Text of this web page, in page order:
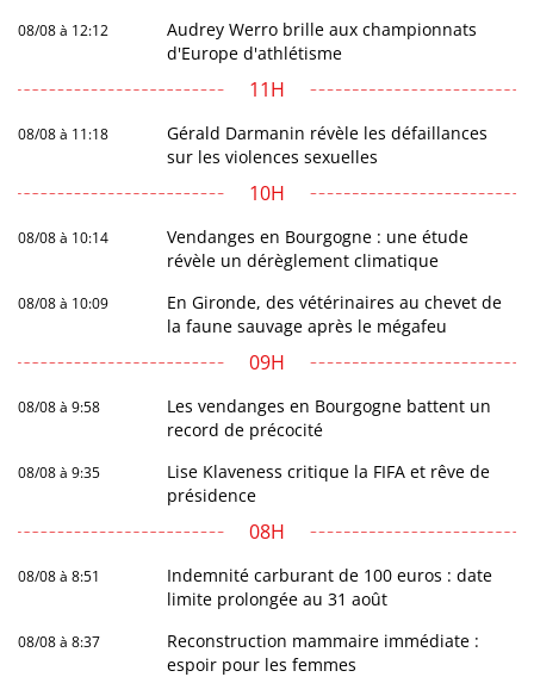
08/08 à 12:12
Audrey Werro brille aux championnats
d'Europe d'athlétisme
11H
08/08 à 11:18
Gérald Darmanin révèle les défaillances
sur les violences sexuelles
10H
08/08 à 10:14
Vendanges en Bourgogne : une étude
révèle un dérèglement climatique
08/08 à 10:09
En Gironde, des vétérinaires au chevet de
la faune sauvage après le mégafeu
09H
08/08 à 9:58
Les vendanges en Bourgogne battent un
record de précocité
08/08 à 9:35
Lise Klaveness critique la FIFA et rêve de
présidence
08H
08/08 à 8:51
Indemnité carburant de 100 euros : date
limite prolongée au 31 août
08/08 à 8:37
Reconstruction mammaire immédiate :
espoir pour les femmes